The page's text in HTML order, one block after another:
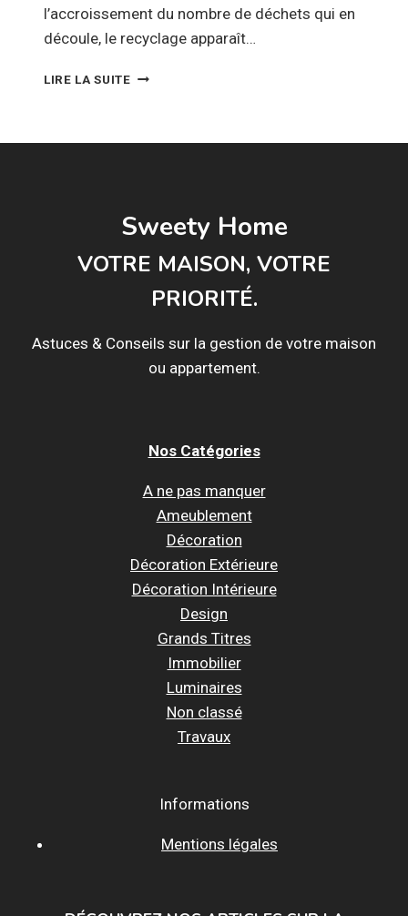
l’accroissement du nombre de déchets qui en
découle, le recyclage apparaît…
LIRE LA SUITEJ’OPTE
EN
FLOTTÉ
Sweety Home
VOTRE MAISON, VOTRE
PRIORITÉ.
Astuces & Conseils sur la gestion de votre maison
ou appartement.
Nos Catégories
A ne pas manquer
Ameublement
Décoration
Décoration Extérieure
Décoration Intérieure
Design
Grands Titres
Immobilier
Luminaires
Non classé
Travaux
Informations
Mentions légales